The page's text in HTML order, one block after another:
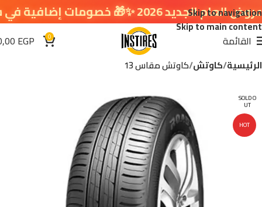
Skip to navigation
Skip to main content
القائمة 0
EGP
الرئيسية كاوتش كاوتش مقاس 13
SOLD O
UT
HOT
خصومات إضافية في سلة التسوق 🔥